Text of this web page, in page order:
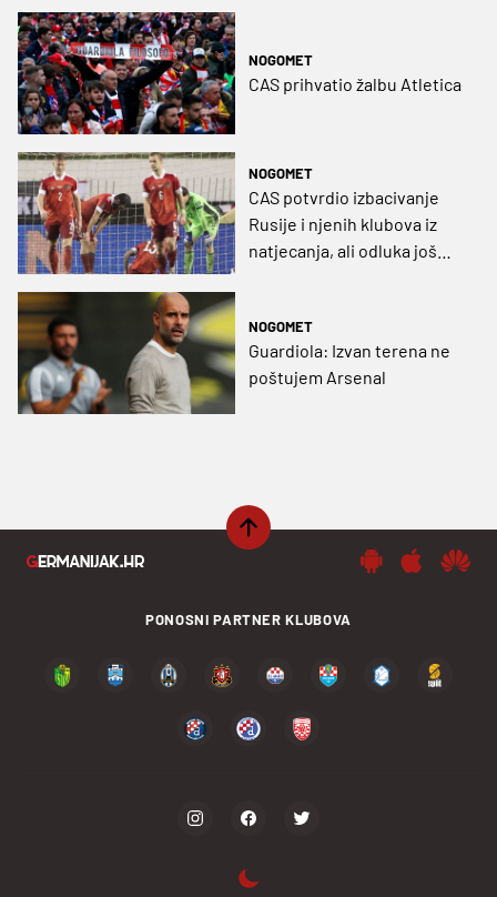
NOGOMET
CAS prihvatio žalbu Atletica
NOGOMET
CAS potvrdio izbacivanje
Rusije i njenih klubova iz
natjecanja, ali odluka još
NOGOMET
Guardiola: Izvan terena ne
poštujem Arsenal
PONOSNI PARTNER KLUBOVA